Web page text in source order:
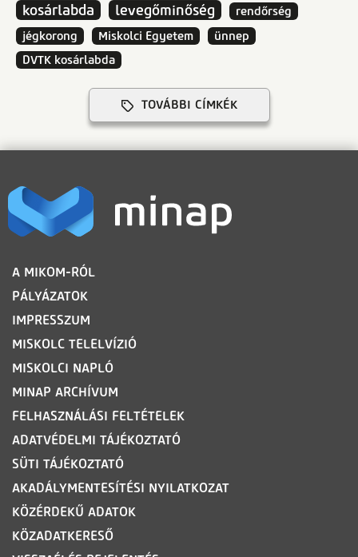
kosárlabda
levegőminőség
rendőrség
jégkorong
Miskolci Egyetem
ünnep
DVTK kosárlabda
TOVÁBBI CÍMKÉK
LÁBLÉC
A MIKOM-RÓL
PÁLYÁZATOK
IMPRESSZUM
MISKOLC TELELVÍZIÓ
MISKOLCI NAPLÓ
MINAP ARCHÍVUM
FELHASZNÁLÁSI FELTÉTELEK
ADATVÉDELMI TÁJÉKOZTATÓ
SÜTI TÁJÉKOZTATÓ
AKADÁLYMENTESÍTÉSI NYILATKOZAT
KÖZÉRDEKŰ ADATOK
KÖZADATKERESŐ